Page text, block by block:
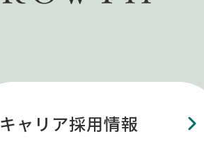
キャリア採用情報